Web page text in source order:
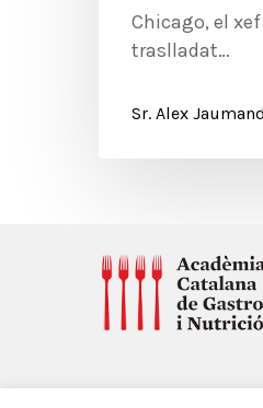
Chicago, el
traslladat…
Sr. Alex